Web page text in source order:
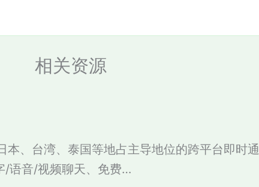
相关资源
本、台湾、泰国等地占主导地位的跨平台即时通
/语音/视频聊天、免费…